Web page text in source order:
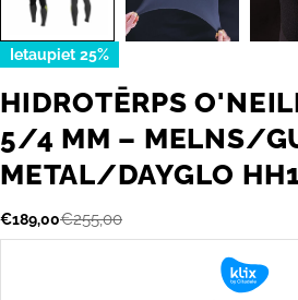
Ietaupiet 25%
HIDROTĒRPS
5/4 MM – MELNS/
METAL/DAYGLO
Akcijas
cena
€189,00
Parastā
cena
€255,00